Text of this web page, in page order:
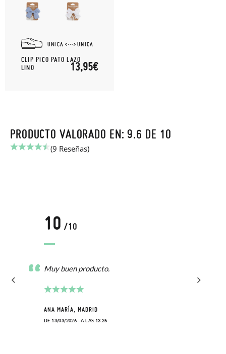
UNICA UNICA
CLIP PICO PATO LAZO
LINO
13,95€
PRODUCTO VALORADO EN: 9.6 DE 10
(9 Reseñas)
10 /10
Muy buen producto.
ANA MARÍA, MADRID
DE 13/03/2026 - A LAS 13:26